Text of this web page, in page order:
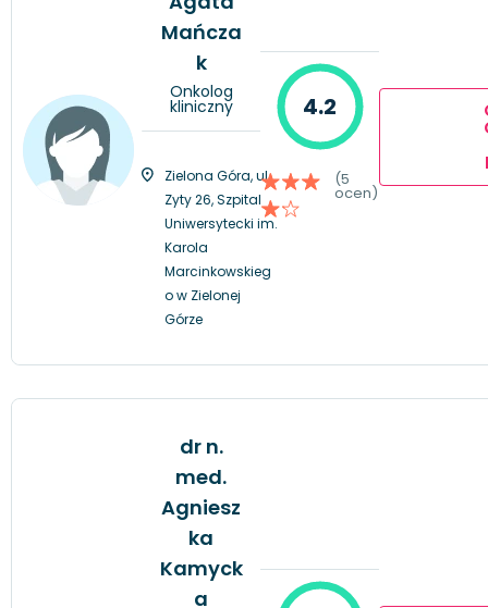
Mańcza
k
Onkolog
kliniczny
Zielona Góra, ul.
Zyty 26, Szpital
Uniwersytecki im.
Karola
Marcinkowskieg
o w Zielonej
Górze
4.2
(5
ocen)
dr n.
med.
Agniesz
ka
Kamyck
a